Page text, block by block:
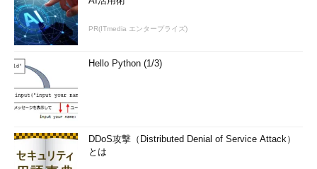
変換した表の部分を別のWord文書にコピーする（2）
PDFファイルからWord文書に変換した表をコピーして、別
のWord文書に貼り付けたところ。その際、［元の書式を保
持］で貼り付けると、元の書式が維持される。このようにP
DFファイルから直接、Word文書に貼り付ける場合に比べ
PR(ITmedia エンタープライズ)
Hello Python (1/3)
DDoS攻撃（Distributed Denial of Service Attack）
とは